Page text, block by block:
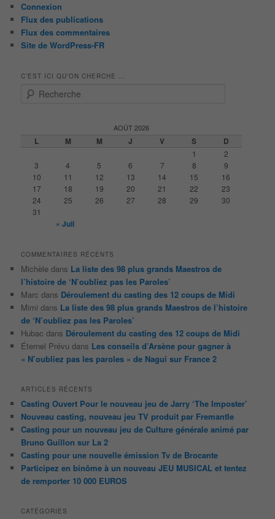
Connexion
Flux des publications
Flux des commentaires
Site de WordPress-FR
C’EST ICI QU’ON CHERCHE …
AOÛT 2026
L M M J V S D
1
2
3
4 5 6 7 8
9
10
11 12 13 14 15
16
17
18 19 20 21 22
23
24
25 26 27 28 29
30
31
« Juil
COMMENTAIRES RÉCENTS
Michèle dans La liste des 98 plus grands Maestros de
l’histoire de ‘N’oubliez pas les Paroles’
Marc dans Déroulement du casting des 12 coups de Midi
Mimi dans La liste des 98 plus grands Maestros de l’histoire
de ‘N’oubliez pas les Paroles’
Hubac dans Déroulement du casting des 12 coups de Midi
Éternel Prévu dans Les conseils d’Arsène pour gagner à
« N’oubliez pas les paroles » de Nagui sur France 2
ARTICLES RÉCENTS
Casting Ouvert Pour le nouveau jeu de Jarry ‘The Imposter’
Nouveau casting, nouveau jeu TV produit par Fremantle
Casting pour un nouveau jeu de Culture générale animé par
Bruno Guillon sur La 2
Casting pour une nouvelle émission Tv de Brocante
Participez en binôme à un nouveau JEU MUSICAL et tentez
de remporter 10 000 EUROS
CATÉGORIES